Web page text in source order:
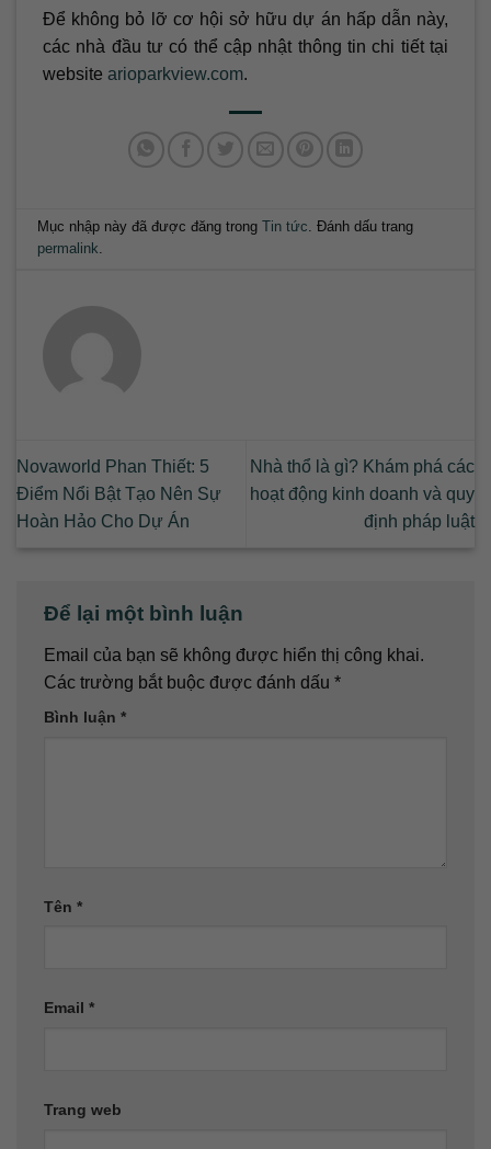
Để không bỏ lỡ cơ hội sở hữu dự án hấp dẫn này,
các nhà đầu tư có thể cập nhật thông tin chi tiết tại
website arioparkview.com.
Mục nhập này đã được đăng trongTin tức. Đánh dấu trang
permalink.
Novaworld Phan Thiết: 5
Điểm Nổi Bật Tạo Nên Sự
Hoàn Hảo Cho Dự Án
Nhà thổ là gì? Khám phá các
hoạt động kinh doanh và quy
định pháp luật
Để lại một bình luận
Email của bạn sẽ không được hiển thị công khai.
Các trường bắt buộc được đánh dấu *
Bình luận *
Tên *
Email *
Trang web